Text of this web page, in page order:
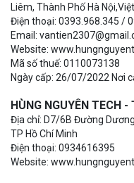
Liêm, Thành Phố Hà
Điện thoại: 0393.968.345 /
Email:
Website:
Mã số thuế: 0110073138
Ngày cấp: 26/07/2022 Nơi
HÙNG NGUYÊN TECH
Địa chỉ: D7/6B Đường
TP Hồ Chí Minh
Điện thoại: 0934616395
Website: